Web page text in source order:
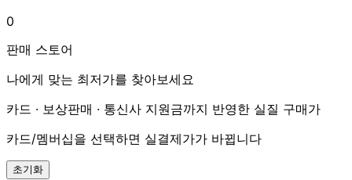
0
판매 스토어
나에게 맞는 최저가를 찾아보세요
카드 · 보상판매 · 통신사 지원금까지 반영한 실질 구매가
카드/멤버십을 선택하면 실결제가가 바뀝니다
초기화